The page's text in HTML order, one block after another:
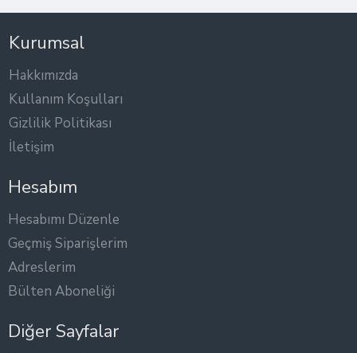
Kurumsal
Hakkımızda
Kullanım Koşulları
Gizlilik Politikası
İletişim
Hesabım
Hesabımı Düzenle
Geçmiş Siparişlerim
Adreslerim
Bülten Aboneliği
Diğer Sayfalar